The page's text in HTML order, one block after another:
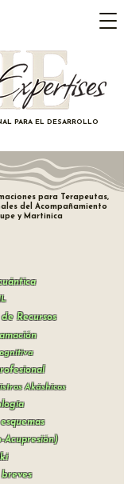
PARA EL DESARROLLO
para Terapeutas,
del Acompañamiento
y Martinica
Recursos
Akáshicos
Acupresión)
breves